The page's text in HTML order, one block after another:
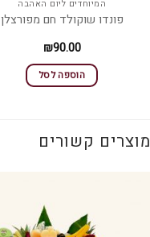
המיוחדים ליום האהבה
פונדו שוקולד חם מפורצלן
₪90.00
הוספה לסל
מוצרים קשורים